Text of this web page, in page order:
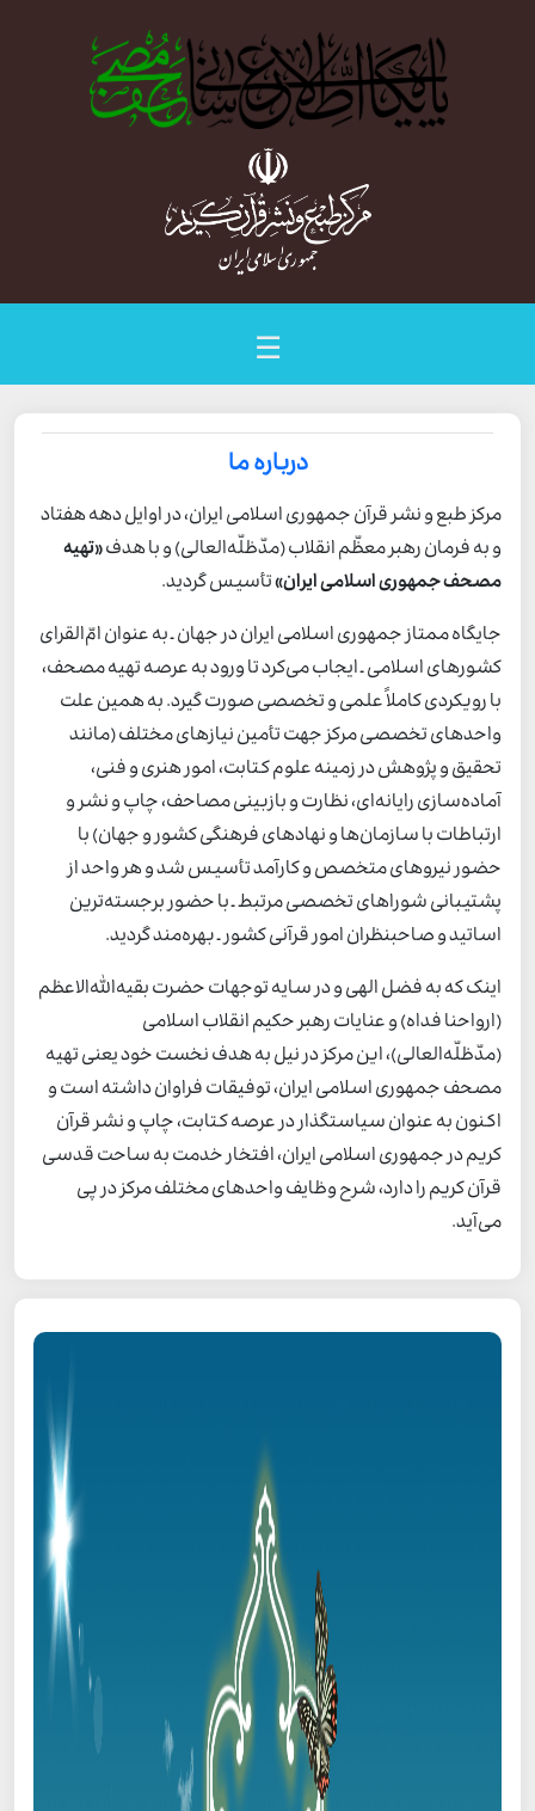
☰
درباره ما
مرکز طبع و نشر قرآن جمهوری اسلامی ایران، در اوایل دهه هفتاد
و به فرمان رهبر معظّم انقلاب (مدّظلّه‌العالی) و با هدف«تهیه
مصحف جمهوری اسلامی ایران»تأسیس گردید.
جایگاه ممتاز جمهوری اسلامی ایران در جهان ـ به عنوان امّ‌القرای
کشورهای اسلامی ـ ایجاب می‌کرد تا ورود به عرصه تهیه مصحف،
با رویکردی کاملاً علمی و تخصصی صورت گیرد. به همین علت
واحدهای تخصصی مرکز جهت تأمین نیازهای مختلف (مانند
تحقیق و پژوهش در زمینه علوم کتابت، امور هنری و فنی،
آماده‌سازی رایانه‌ای، نظارت و بازبینی مصاحف، چاپ و نشر و
ارتباطات با سازمان‌ها و نهادهای فرهنگی کشور و جهان) با
حضور نیروهای متخصص و کارآمد تأسیس شد و هر واحد از
پشتیبانی شوراهای تخصصی مرتبط ـ با حضور برجسته‌ترین
اساتید و صاحبنظران امور قرآنی کشور ـ بهره‌مند گردید.
اینک که به فضل الهی و در سایه توجهات حضرت بقیه‌الله‌الاعظم
(ارواحنا فداه) و عنایات رهبر حکیم انقلاب اسلامی
(مدّظلّه‌العالی)، این مرکز در نیل به هدف نخست خود یعنی تهیه
مصحف جمهوری اسلامی ایران، توفیقات فراوان داشته است و
اکنون به عنوان سیاستگذار در عرصه کتابت، چاپ و نشر قرآن
کریم در جمهوری اسلامی ایران، افتخار خدمت به ساحت قدسی
قرآن کریم را دارد، شرح وظایف واحدهای مختلف مرکز در پی
می‌آید.